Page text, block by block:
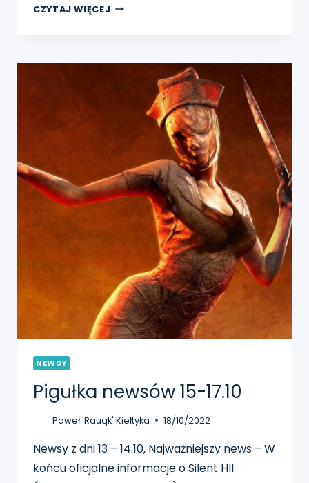
CZYTAJ WIĘCEJ PIGUŁKA
NEWSY
Pigułka newsów 15-17.10
Paweł 'Rauqk' Kiełtyka 18/10/2022
Newsy z dni 13 – 14.10, Najważniejszy news – W
końcu oficjalne informacje o Silent Hll